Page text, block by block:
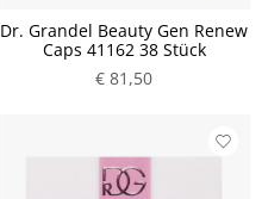
Dr. Grandel Beauty Gen Renew
Caps 41162 38 Stück
€ 81,50